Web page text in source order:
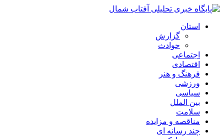
استان
گزارش
حوادث
اجتماعی
اقتصادی
فرهنگ و هنر
ورزشی
سیاسی
بین الملل
سلامت
مناقصه و مزایده
چند رسانه ای